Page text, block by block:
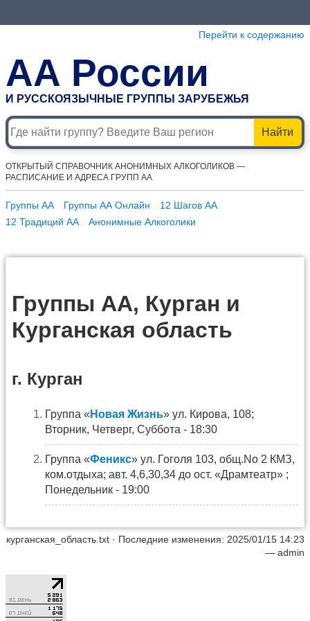
Перейти к содержанию
АА России
И РУССКОЯЗЫЧНЫЕ ГРУППЫ ЗАРУБЕЖЬЯ
Найти
ОТКРЫТЫЙ СПРАВОЧНИК АНОНИМНЫХ АЛКОГОЛИКОВ —
РАСПИСАНИЕ И АДРЕСА ГРУПП АА
Группы АА Группы АА Онлайн
12 Шагов АА
12 Традиций АА
Анонимные Алкоголики
Группы АА, Курган и
Курганская область
г. Курган
Группа « Новая Жизнь» ул. Кирова, 108;
Вторник, Четверг, Суббота - 18:30
Группа «Феникс» ул. Гоголя 103, общ.No 2 КМЗ,
ком.отдыха; авт. 4,6,30,34 до ост. «Драмтеатр» ;
Понедельник - 19:00
курганская_область.txt · Последние изменения: 2025/01/15 14:23
— admin